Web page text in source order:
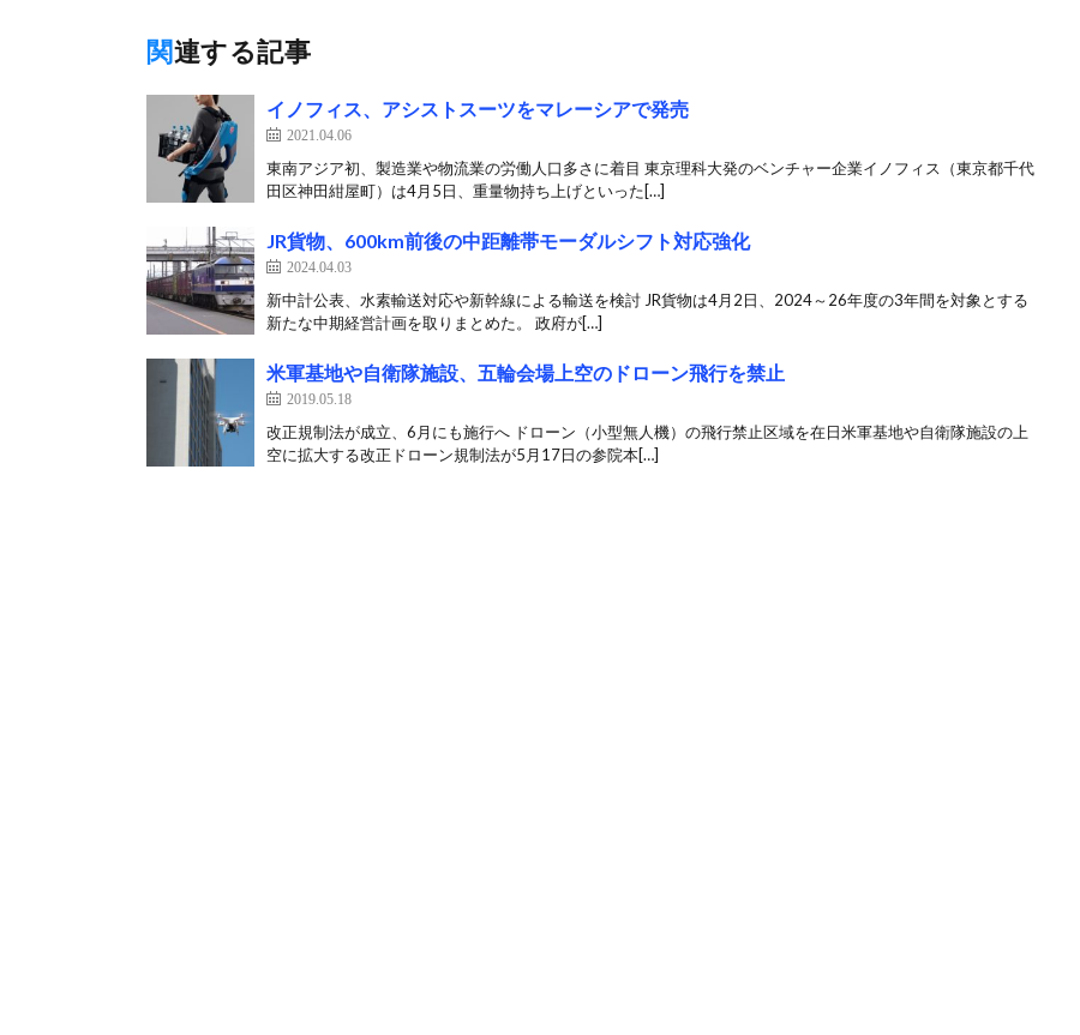
関連する記事
イノフィス、アシストスーツをマレーシアで発売
2021.04.06
東南アジア初、製造業や物流業の労働人口多さに着目 東京理科大発のベンチャー企業イノフィス（東京都千代
田区神田紺屋町）は4月5日、重量物持ち上げといった[…]
JR貨物、600km前後の中距離帯モーダルシフト対応強化
2024.04.03
新中計公表、水素輸送対応や新幹線による輸送を検討 JR貨物は4月2日、2024～26年度の3年間を対象とする
新たな中期経営計画を取りまとめた。 政府が[…]
米軍基地や自衛隊施設、五輪会場上空のドローン飛行を禁止
2019.05.18
改正規制法が成立、6月にも施行へ ドローン（小型無人機）の飛行禁止区域を在日米軍基地や自衛隊施設の上
空に拡大する改正ドローン規制法が5月17日の参院本[…]